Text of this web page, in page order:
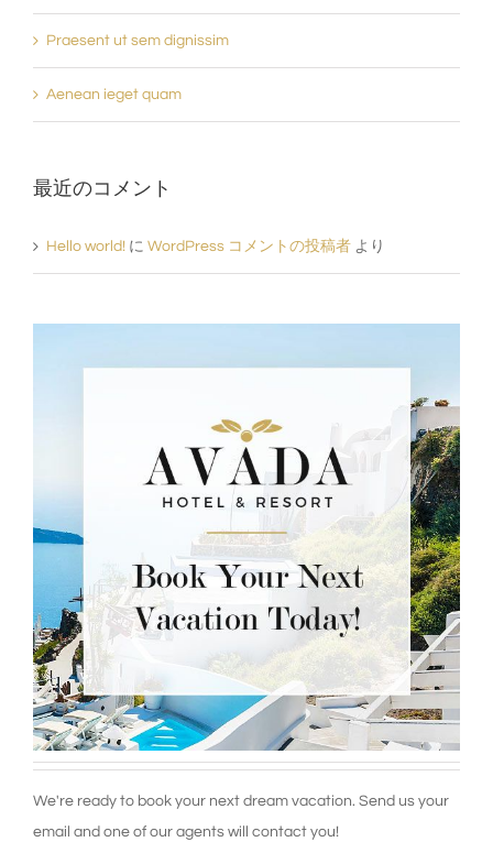
Praesent ut sem dignissim
Aenean ieget quam
最近のコメント
Hello world! に WordPress コメントの投稿者 より
We're ready to book your next dream vacation. Send us your
email and one of our agents will contact you!